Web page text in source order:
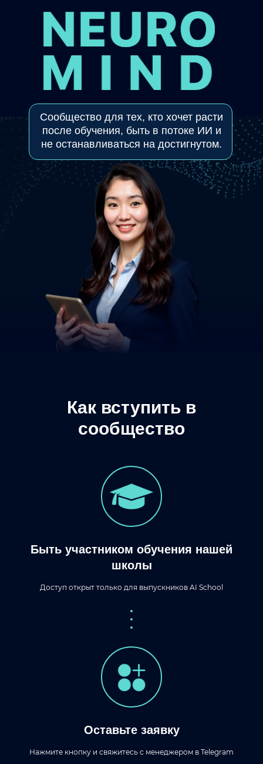
Сообщество для тех, кто хочет расти
после обучения, быть в потоке ИИ и
не останавливаться на достигнутом.
Как вступить в
сообщество
Быть участником обучения нашей
школы
Доступ открыт только для выпускников AI School
Оставьте заявку
Нажмите кнопку и свяжитесь с менеджером в Telegram